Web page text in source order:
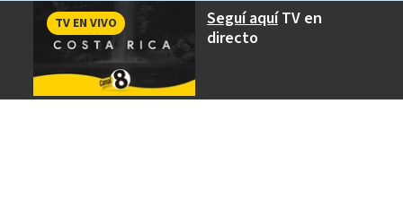
Seguí aquíTV en
directo
TV EN VIVO